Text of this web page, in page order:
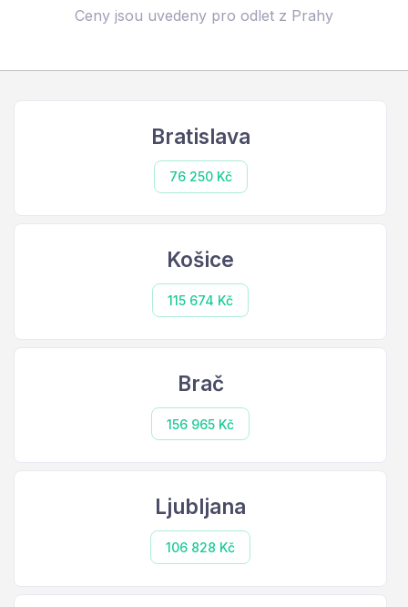
Ceny jsou uvedeny pro odlet z Prahy
Bratislava
76 250 Kč
Košice
115 674 Kč
Brač
156 965 Kč
Ljubljana
106 828 Kč